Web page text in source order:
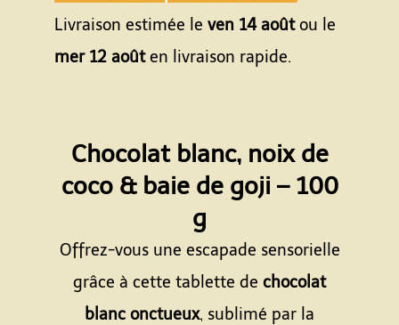
Livraison estimée le ven 14 aoûtou le
mer 12 aoûten livraison rapide.
Chocolat blanc, noix de
coco & baie de goji – 100
g
Offrez-vous une escapade sensorielle
grâce à cette tablette de chocolat
blanc onctueux, sublimé par la